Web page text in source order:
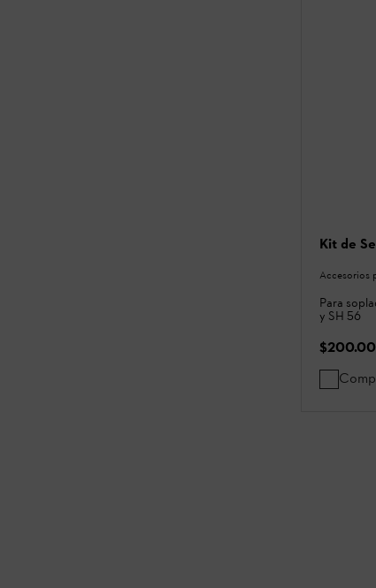
Kit de
Accesorios
Para
y SH 56
$200.00